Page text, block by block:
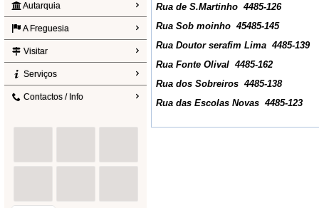
Autarquia
A Freguesia
Visitar
Serviços
Contactos / Info
Rua de S.Martinho 4485-126
Rua Sob moinho 45485-145
Rua Doutor serafim Lima 4485-139
Rua Fonte Olival 4485-162
Rua dos Sobreiros 4485-138
Rua das Escolas Novas 4485-123